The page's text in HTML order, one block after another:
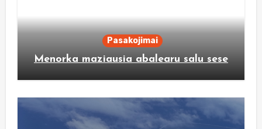
Pasakojimai
Menorka maziausia abalearu salu sese